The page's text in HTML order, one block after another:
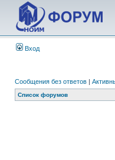
Вход
Сообщения без ответов |
Список форумов